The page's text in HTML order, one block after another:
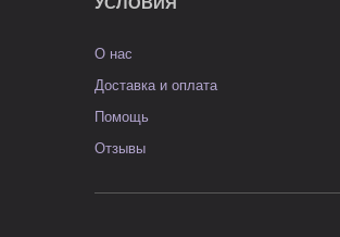
О нас
Доставка и оплата
Помощь
Отзывы